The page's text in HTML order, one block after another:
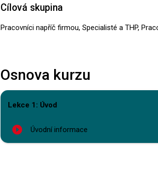
Cílová skupina
Pracovníci napříč firmou, Specialisté a THP,
Osnova kurzu
Lekce 1: Úvod
play_circle_filled Úvodní informace